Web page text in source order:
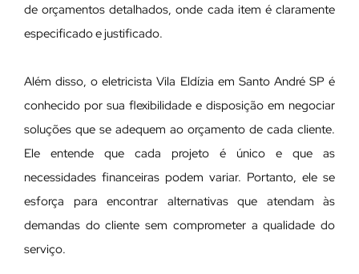
de orçamentos detalhados, onde cada item é claramente
especificado e justificado.
Além disso, o eletricista Vila Eldízia em Santo André SP é
conhecido por sua flexibilidade e disposição em negociar
soluções que se adequem ao orçamento de cada cliente.
Ele entende que cada projeto é único e que as
necessidades financeiras podem variar. Portanto, ele se
esforça para encontrar alternativas que atendam às
demandas do cliente sem comprometer a qualidade do
serviço.